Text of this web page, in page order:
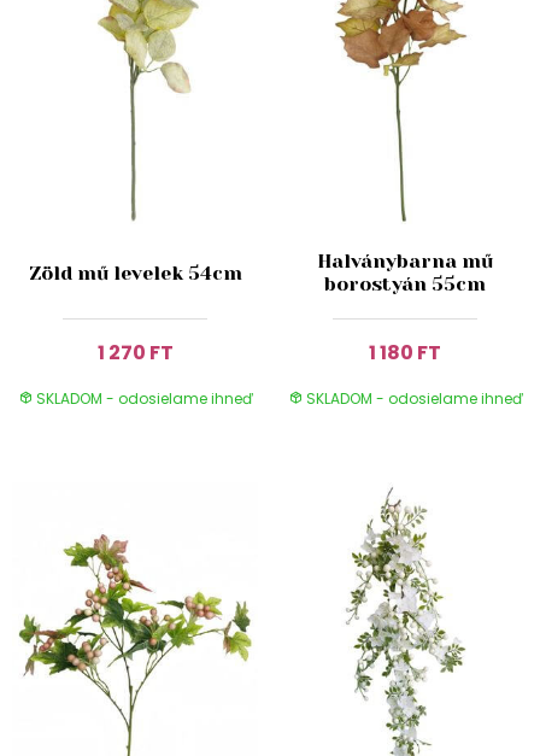
Zöld mű levelek 54cm
1 270 FT
SKLADOM - odosielame ihneď
Halványbarna mű
borostyán 55cm
1 180 FT
SKLADOM - odosielame ihneď